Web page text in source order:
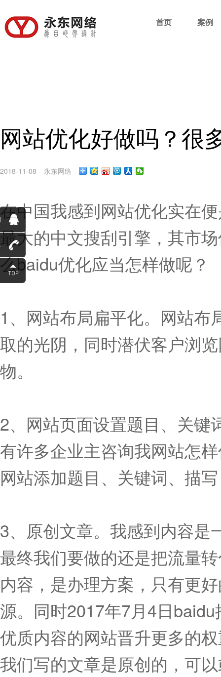
首页 案例
网站优化好做吗？很
2018-11-08 永东网络
在中国我感到网站优化实在
最大的中文搜刮引擎，其市
么baidu优化应当怎样做呢？
1、网站布局扁平化。网站
取的光阴，同时潜伏客户浏
物。
2、网站页面设置题目、关键
有许多企业主咨询我网站怎
网站添加题目、关键词、描
3、原创文章。我感到内容是
最终我们要做的还是把流量
内容，是办理方案，只有更
源。同时2017年7月4日
优质内容的网站晋升更多的
我们写的文章是原创的，可